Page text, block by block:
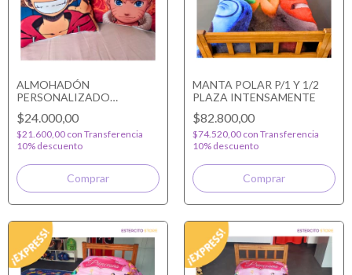
ALMOHADÓN
PERSONALIZADO
TROPICAL
$24.000,00
$21.600,00 con Transferencia
10% descuento
Comprar
MANTA POLAR P/1 Y 1/2
PLAZA INTENSAMENTE
$82.800,00
$74.520,00 con Transferencia
10% descuento